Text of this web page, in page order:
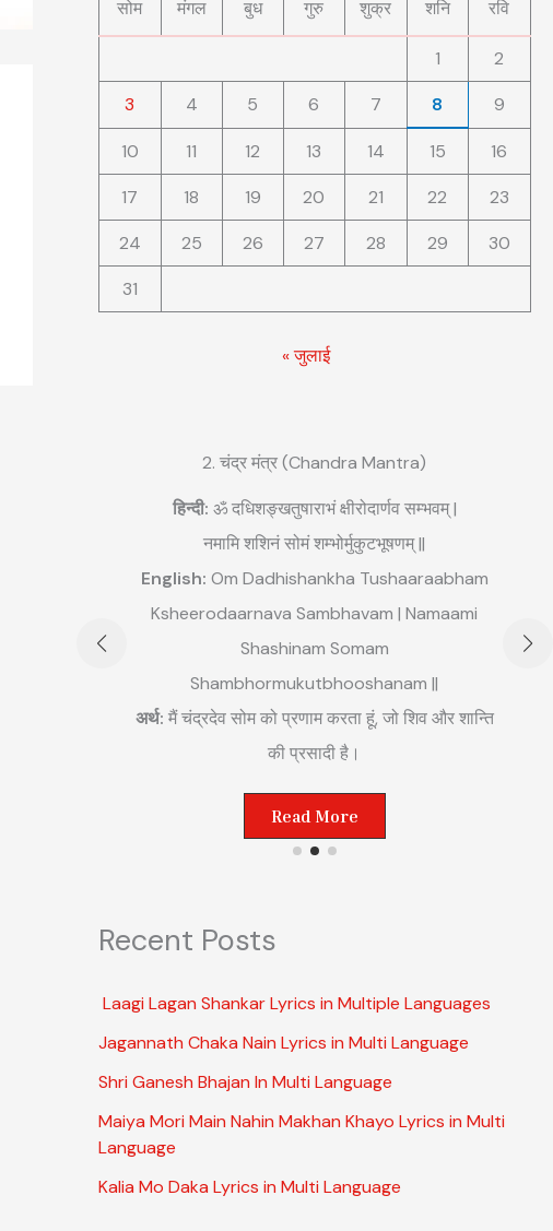
सोम मंगल बुध गुरु शुक्र शनि रवि
1
2
3
4 5 6 7 8 9
10 11 12 13 14 15
16
17
18 19 20 21 22
23
24
25 26 27 28 29
30
31
« जुलाई
2. चंद्र मंत्र (Chandra Mantra)
हिन्दी: ॐ दधिशङ्खतुषाराभं क्षीरोदार्णव सम्भवम् |
नमामि शशिनं सोमं शम्भोर्मुकुटभूषणम् ||
English: Om Dadhishankha Tushaaraabham
Ksheerodaarnava Sambhavam | Namaami
Shashinam Somam
Shambhormukutbhooshanam ||
अर्थ: मैं चंद्रदेव सोम को प्रणाम करता हूं, जो शिव और शान्ति
की प्रसादी है।
Read More
Recent Posts
Laagi Lagan Shankar Lyrics in Multiple Languages
Jagannath Chaka Nain Lyrics in Multi Language
Shri Ganesh Bhajan In Multi Language
Maiya Mori Main Nahin Makhan Khayo Lyrics in Multi
Language
Kalia Mo Daka Lyrics in Multi Language